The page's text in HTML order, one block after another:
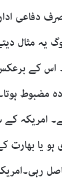
دفاعی
یہ مثال
اس کے
مضبوط
امریکہ کے
یا بھارت